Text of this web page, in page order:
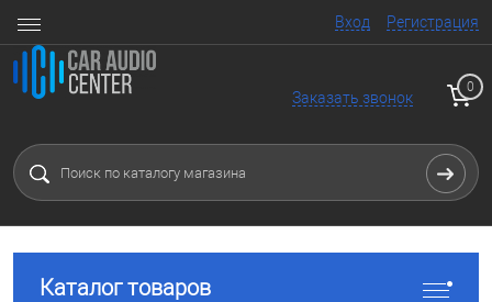
Вход Регистрация
Заказать звонок
0
Каталог товаров